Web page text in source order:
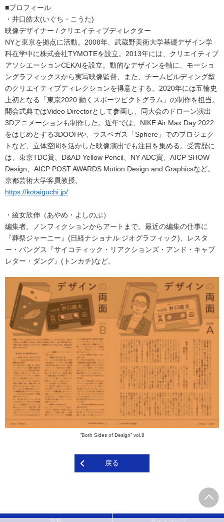
■プロフィール
・井口皓太(いぐち・こうた)
映像デザイナー / クリエイティブディレクター
NYと東京を拠点に活動。2008年、武蔵野美術大学基礎デザイン学
科在学中に株式会社TYMOTEを設立。2013年には、クリエイティブ
アソシエーションCEKAIを設立。動的なデザインを軸に、モーショ
ングラフィックスから実写映像監督、また、チームビルディング型
のクリエイティブディレクションを得意とする。2020年には五輪史
上初となる「東京2020 動くスポーツピクトグラム」の制作を担当。
開会式典ではVideo Directorとして参画し、同大会のドローン演出
3Dアニメーションも制作した。近年では、NIKE Air Max Day 2022
をはじめとする3DOOHや、ラスベガス「Sphere」でのプロジェク
トなど、立体空間を活かした映像演出でも注目を集める。受賞歴に
は、東京TDC賞、D&AD Yellow Pencil、NY ADC賞、AICP SHOW
Design、AICP POST AWARDS Motion Design and Graphicsなど。
京都芸術大学客員教授。
https://kotaiguchi.jp/
・綾女欣伸（あやめ・よしのぶ）
編集者。ノンフィクションからアートまで。最近の編集の仕事に
『葬祭ジャーニー』(日経ナショナル ジオグラフィック)、レスタ
ー・バングス『サイコティック・リアクションズ・アンド・キャブ
レター・ダング』(トンカチ)など。
”Both Sides of Design” vol.8
戻る